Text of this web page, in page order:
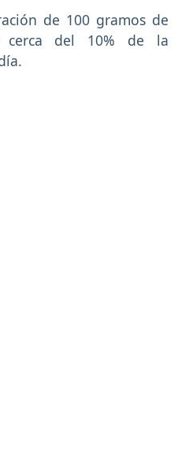
de 100 gramos de
cerca del 10% de la